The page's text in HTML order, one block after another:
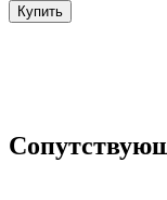
Купить